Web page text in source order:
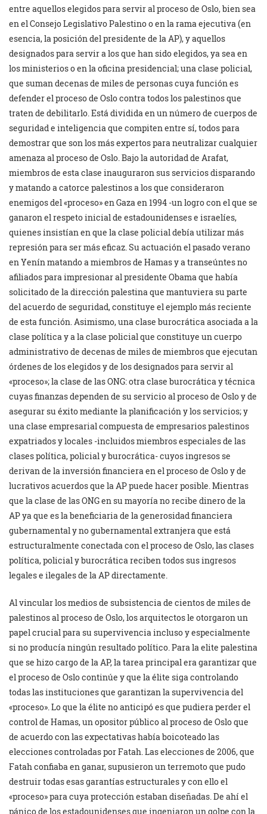
entre aquellos elegidos para servir al proceso de Oslo, bien sea
en el Consejo Legislativo Palestino o en la rama ejecutiva (en
esencia, la posición del presidente de la AP), y aquellos
designados para servir a los que han sido elegidos, ya sea en
los ministerios o en la oficina presidencial; una clase policial,
que suman decenas de miles de personas cuya función es
defender el proceso de Oslo contra todos los palestinos que
traten de debilitarlo. Está dividida en un número de cuerpos de
seguridad e inteligencia que compiten entre sí, todos para
demostrar que son los más expertos para neutralizar cualquier
amenaza al proceso de Oslo. Bajo la autoridad de Arafat,
miembros de esta clase inauguraron sus servicios disparando
y matando a catorce palestinos a los que consideraron
enemigos del «proceso» en Gaza en 1994 -un logro con el que se
ganaron el respeto inicial de estadounidenses e israelíes,
quienes insistían en que la clase policial debía utilizar más
represión para ser más eficaz. Su actuación el pasado verano
en Yenín matando a miembros de Hamas y a transeúntes no
afiliados para impresionar al presidente Obama que había
solicitado de la dirección palestina que mantuviera su parte
del acuerdo de seguridad, constituye el ejemplo más reciente
de esta función. Asimismo, una clase burocrática asociada a la
clase política y a la clase policial que constituye un cuerpo
administrativo de decenas de miles de miembros que ejecutan
órdenes de los elegidos y de los designados para servir al
«proceso»; la clase de las ONG: otra clase burocrática y técnica
cuyas finanzas dependen de su servicio al proceso de Oslo y de
asegurar su éxito mediante la planificación y los servicios; y
una clase empresarial compuesta de empresarios palestinos
expatriados y locales -incluidos miembros especiales de las
clases política, policial y burocrática- cuyos ingresos se
derivan de la inversión financiera en el proceso de Oslo y de
lucrativos acuerdos que la AP puede hacer posible. Mientras
que la clase de las ONG en su mayoría no recibe dinero de la
AP ya que es la beneficiaria de la generosidad financiera
gubernamental y no gubernamental extranjera que está
estructuralmente conectada con el proceso de Oslo, las clases
política, policial y burocrática reciben todos sus ingresos
legales e ilegales de la AP directamente.
Al vincular los medios de subsistencia de cientos de miles de
palestinos al proceso de Oslo, los arquitectos le otorgaron un
papel crucial para su supervivencia incluso y especialmente
si no producía ningún resultado político. Para la elite palestina
que se hizo cargo de la AP, la tarea principal era garantizar que
el proceso de Oslo continúe y que la élite siga controlando
todas las instituciones que garantizan la supervivencia del
«proceso». Lo que la élite no anticipó es que pudiera perder el
control de Hamas, un opositor público al proceso de Oslo que
de acuerdo con las expectativas había boicoteado las
elecciones controladas por Fatah. Las elecciones de 2006, que
Fatah confiaba en ganar, supusieron un terremoto que pudo
destruir todas esas garantías estructurales y con ello el
«proceso» para cuya protección estaban diseñadas. De ahí el
pánico de los estadounidenses que ingeniaron un golpe con la